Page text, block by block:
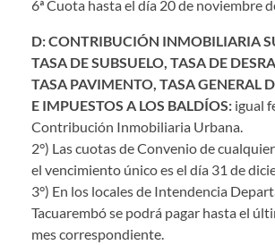
6ª Cuota hasta el día 20 de noviembre
D: CONTRIBUCIÓN INMOBILIARIA
TASA DE SUBSUELO, TASA DE
TASA PAVIMENTO, TASA GENERAL
E IMPUESTOS A LOS BALDÍOS: igual
Contribución Inmobiliaria Urbana.
2°) Las cuotas de Convenio de
el vencimiento único es el día 31 de
3°) En los locales de Intendencia
Tacuarembó se podrá pagar hasta el
mes correspondiente.